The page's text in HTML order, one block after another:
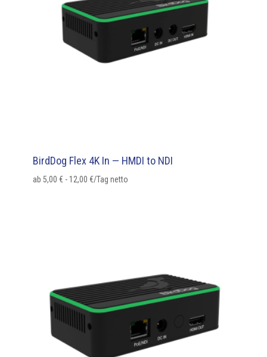
BirdDog Flex 4K In — HMDI to NDI
ab 5,00 €- 12,00 €/Tag netto